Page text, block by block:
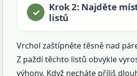
Krok 2: Najděte
listů
Vrchol zaštípněte těsně nad
Z paždí těchto listů obvykle
výhony. Když necháte příliš